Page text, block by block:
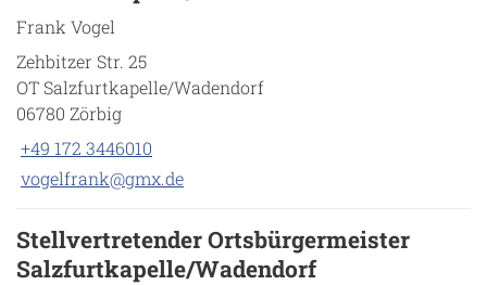
Frank Vogel
Zehbitzer Str. 25
OT Salzfurtkapelle/Wadendorf
06780 Zörbig
+49 172 3446010
vogelfrank@gmx.de
Stellvertretender Ortsbürgermeister
Salzfurtkapelle/Wadendorf